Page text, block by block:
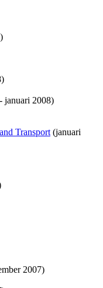
- januari 2008)
Transport(januari
2007)